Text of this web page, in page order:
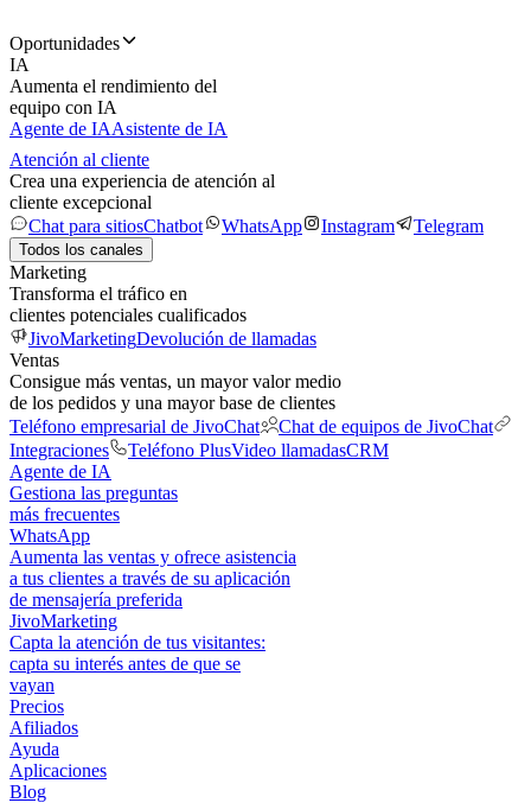
Oportunidades
IA
Aumenta el rendimiento del
equipo con IA
Agente de IAAsistente de IA
Atención al cliente
Crea una experiencia de atención al
cliente excepcional
Chat para sitiosChatbot WhatsApp Instagram Telegram
Todos los canales
Marketing
Transforma el tráfico en
clientes potenciales cualificados
JivoMarketingDevolución de llamadas
Ventas
Consigue más ventas, un mayor valor medio
de los pedidos y una mayor base de clientes
Teléfono empresarial de JivoChat
Chat de equipos de JivoChat
Integraciones
Teléfono PlusVideo llamadasCRM
Agente de IA
Gestiona las preguntas
más frecuentes
WhatsApp
Aumenta las ventas y ofrece asistencia
a tus clientes a través de su aplicación
de mensajería preferida
JivoMarketing
Capta la atención de tus visitantes:
capta su interés antes de que se
vayan
Precios
Afiliados
Ayuda
Aplicaciones
Blog